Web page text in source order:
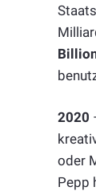
2020
oder
Pepp